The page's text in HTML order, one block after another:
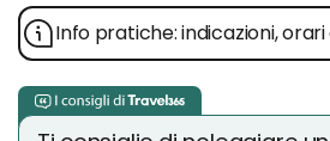
Info pratiche: indicazioni, orari